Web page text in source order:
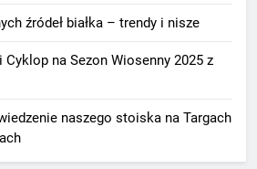
źródeł białka – trendy i nisze
Cyklop na Sezon Wiosenny 2025 z
naszego stoiska na Targach